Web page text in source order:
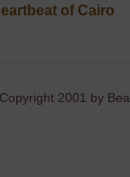
of Cairo
2001 by